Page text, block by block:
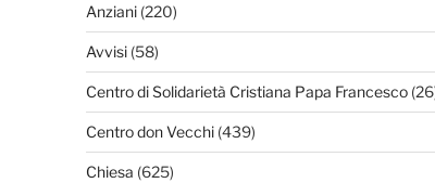
Anziani(220)
Avvisi(58)
Centro di Solidarietà Cristiana Papa Francesco
Centro don Vecchi(439)
Chiesa (625)